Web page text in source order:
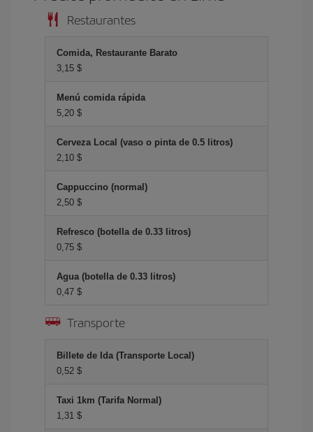
Restaurantes
Comida, Restaurante Barato
3,15 $
Menú comida rápida
5,20 $
Cerveza Local (vaso o pinta de 0.5 litros)
2,10 $
Cappuccino (normal)
2,50 $
Refresco (botella de 0.33 litros)
0,75 $
Agua (botella de 0.33 litros)
0,47 $
Transporte
Billete de Ida (Transporte Local)
0,52 $
Taxi 1km (Tarifa Normal)
1,31 $